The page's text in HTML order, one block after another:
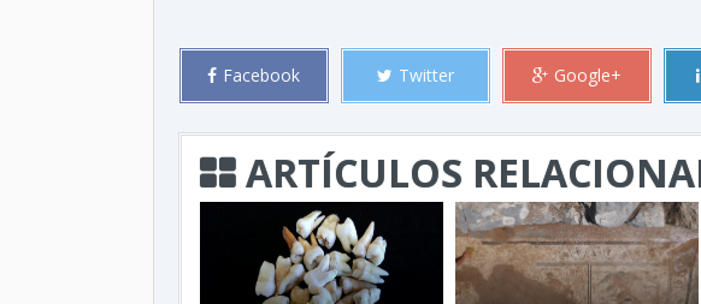
Facebook Twitter Google+
ARTÍCULOS